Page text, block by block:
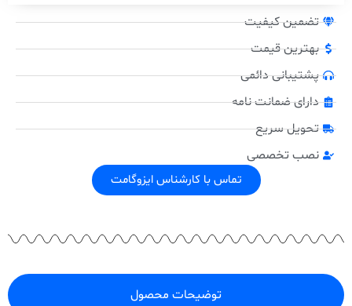
تضمین کیفیت
بهترین قیمت
پشتیبانی دائمی
دارای ضمانت نامه
تحویل سریع
نصب تخصصی
تماس با کارشناس ایزوگامت
توضیحات محصول